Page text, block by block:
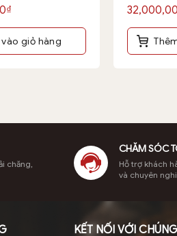
₫
giỏ hàng
Được
xếp
hạng
5
chăng,
CHĂM SÓC
Hỗ trợ khách
và chuyên
KẾT NỐI VỚI